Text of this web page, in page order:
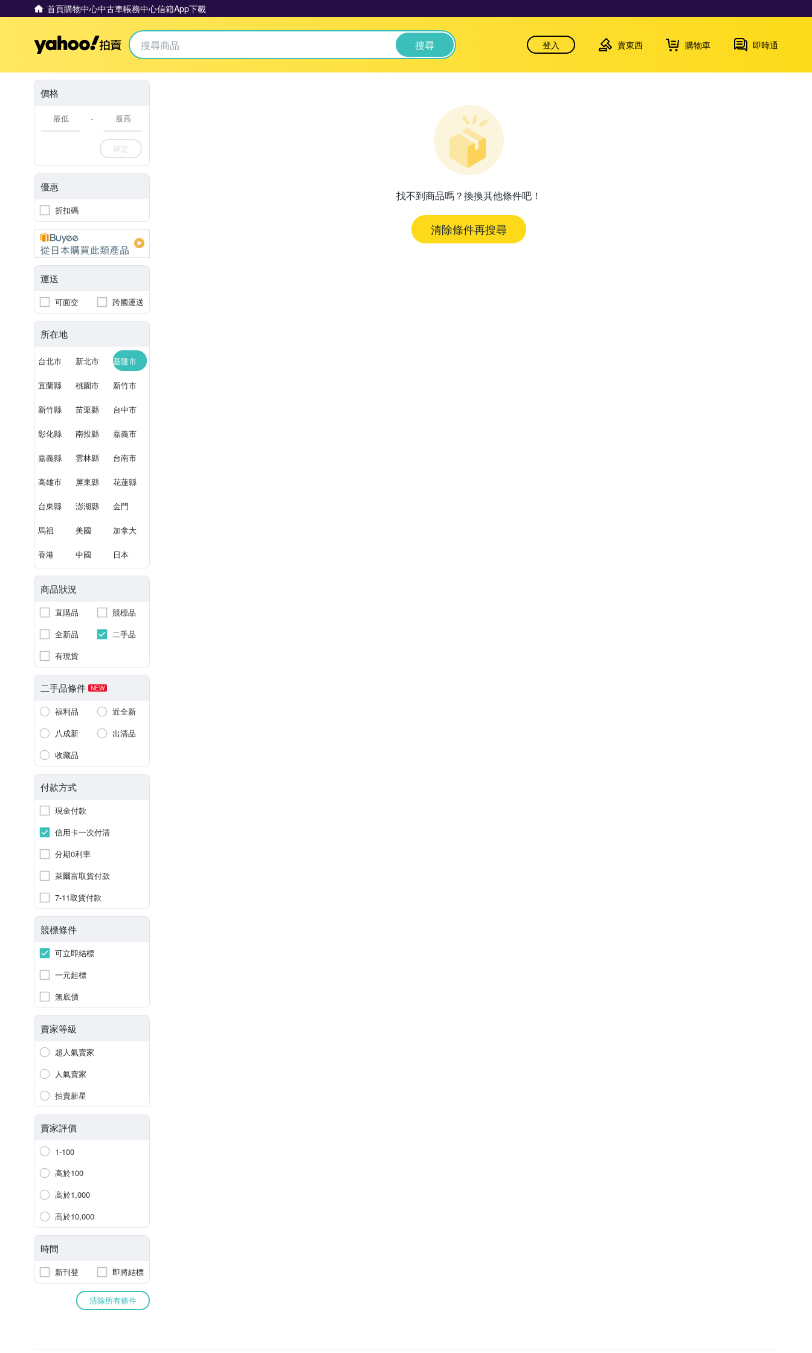
首頁購物中心中古車帳務中心信箱App下載
Yahoo拍賣 搜尋 登入 賣東西 購物車 即時通
價格
-
確定
優惠
折扣碼
運送
可面交 跨國運送
所在地
台北市 新北市 基隆市
宜蘭縣 桃園市 新竹市
新竹縣 苗栗縣 台中市
彰化縣 南投縣 嘉義市
嘉義縣 雲林縣 台南市
高雄市 屏東縣 花蓮縣
台東縣 澎湖縣 金門
馬祖 美國 加拿大
香港 中國 日本
商品狀況
直購品
競標品
全新品
二手品
有現貨
二手品條件 NEW
福利品
近全新
八成新
出清品
收藏品
付款方式
現金付款
信用卡一次付清
分期0利率
萊爾富取貨付款
7-11取貨付款
競標條件
可立即結標
一元起標
無底價
賣家等級
超人氣賣家
人氣賣家
拍賣新星
賣家評價
1-100
高於100
高於1,000
高於10,000
時間
新刊登 即將結標
清除所有條件
找不到商品嗎？換換其他條件吧！
清除條件再搜尋